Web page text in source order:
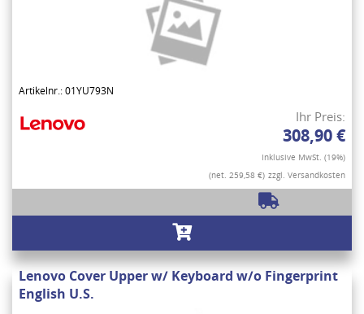
Artikelnr.: 01YU793N
Ihr Preis:
308,90 €
Inklusive MwSt. (19%)
(net. 259,58 €) zzgl. Versandkosten
Lenovo Cover Upper w/ Keyboard w/o Fingerprint
English U.S.